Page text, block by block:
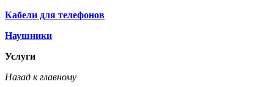
Кабели для телефонов
Наушники
Услуги
Назад к главному